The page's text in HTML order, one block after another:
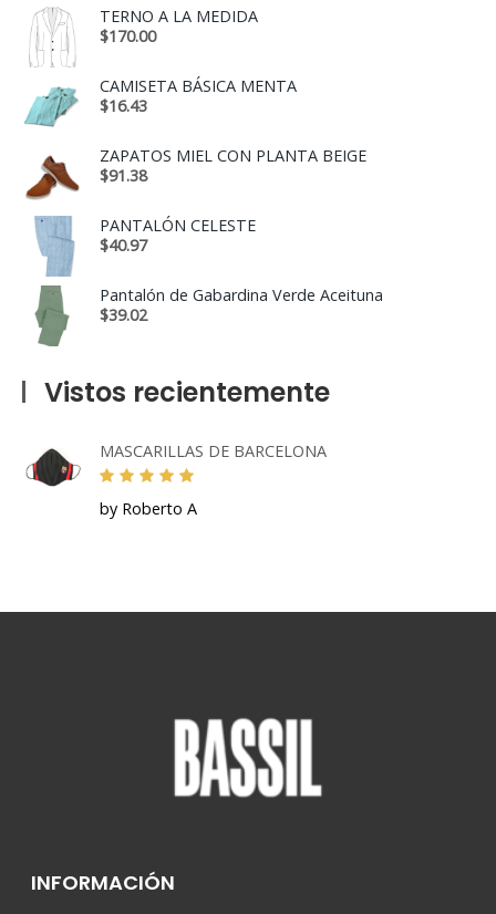
TERNO A LA MEDIDA
$170.00
CAMISETA BÁSICA MENTA
$16.43
ZAPATOS MIEL CON PLANTA BEIGE
$91.38
PANTALÓN CELESTE
$40.97
Pantalón de Gabardina Verde Aceituna
$39.02
Vistos recientemente
MASCARILLAS DE BARCELONA
by Roberto A
INFORMACIÓN